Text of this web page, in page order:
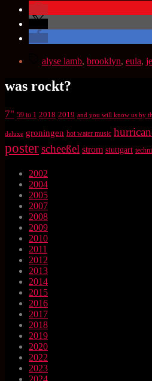
Schlagwörter
alyse lamb, brooklyn, eula,
was rockt?
7" 59 to 1 2018 2019 and you will know us by
deluxe groningen hot water music
posterscheeßel strom stuttgart
2002
2004
2005
2007
2008
2009
2010
2011
2012
2013
2014
2015
2016
2017
2018
2019
2020
2022
2023